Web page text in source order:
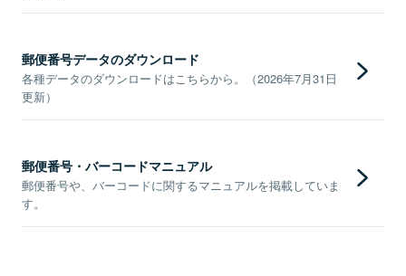
郵便番号データのダウンロード
各種データのダウンロードはこちらから。（2026年7月31日
更新）
郵便番号・バーコードマニュアル
郵便番号や、バーコードに関するマニュアルを掲載していま
す。